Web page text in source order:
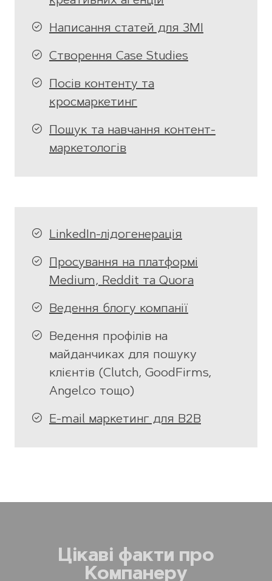
Написання статей для ЗМІ
Створення Case Studies
Посів контенту та
кросмаркетинг
Пошук та навчання контент-
маркетологів
LinkedIn-лідогенерація
Просування на платформі
Medium, Reddit та Quora
Ведення блогу компанії
Ведення профілів на
майданчиках для пошуку
клієнтів (Clutch, GoodFirms,
Angel.co тощо)
E-mail маркетинг для B2B
Цікаві факти про
Компанеру